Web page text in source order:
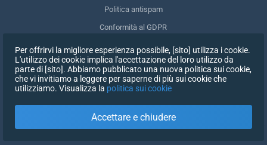
Politica antispam
Conformità al GDPR
Cancellare i miei dati
Ritirare il consenso
ACCEDI
Per offrirvi la migliore esperienza possibile, [sito] utilizza i cookie.
L'utilizzo dei cookie implica l'accettazione del loro utilizzo da
parte di [sito]. Abbiamo pubblicato una nuova politica sui cookie,
che vi invitiamo a leggere per saperne di più sui cookie che
utilizziamo. Visualizza la politica sui cookie
Accettare e chiudere